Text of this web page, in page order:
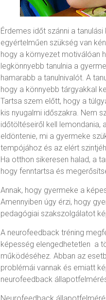
Érdemes időt szánni a
egyértelműen szükség van
hogy a környezet motiválóan
legkönnyebb tanulnia a
hamarabb a tanulnivalót. A
hogy a könnyebb tárgyakkal
Tartsa szem előtt, hogy a
kis nyugalmi időszakra. Nem
időtöltéseiről kell lemondania,
eldöntenie, mi a gyermeke
tempójához és az elért
Ha otthon sikeresen halad, a
hogy fenntartsa és
Annak, hogy gyermeke a
Amennyiben úgy érzi, hogy
pedagógiai szakszolgálatot
A neurofeedback tréning
képesség elengedhetetlen a
működéséhez. Abban az
problémái vannak és emiatt
neurofeedback